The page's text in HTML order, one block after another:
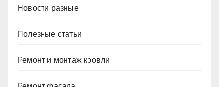
Новости разные
Полезные статьи
Ремонт и монтаж кровли